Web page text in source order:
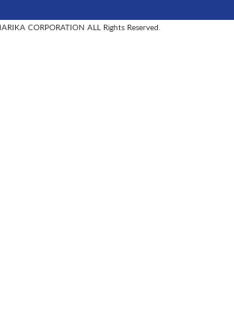
CORPORATION ALL Rights Reserved.